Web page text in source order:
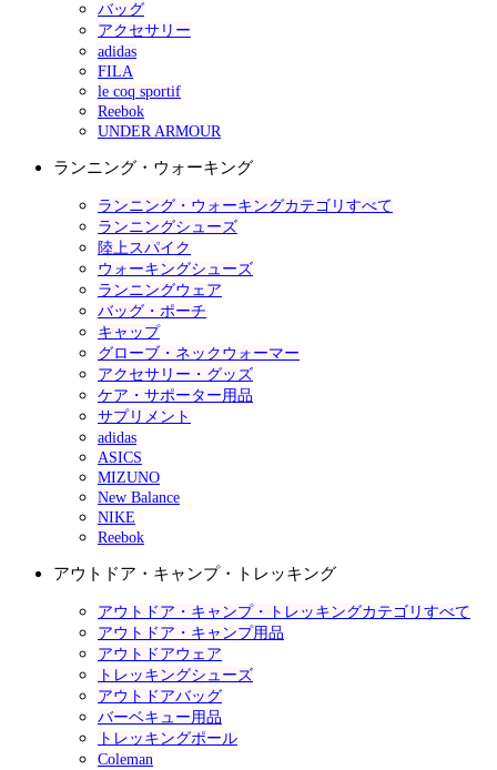
バッグ
アクセサリー
adidas
FILA
le coq sportif
Reebok
UNDER ARMOUR
ランニング・ウォーキング
ランニング・ウォーキングカテゴリすべて
ランニングシューズ
陸上スパイク
ウォーキングシューズ
ランニングウェア
バッグ・ポーチ
キャップ
グローブ・ネックウォーマー
アクセサリー・グッズ
ケア・サポーター用品
サプリメント
adidas
ASICS
MIZUNO
New Balance
NIKE
Reebok
アウトドア・キャンプ・トレッキング
アウトドア・キャンプ・トレッキングカテゴリすべて
アウトドア・キャンプ用品
アウトドアウェア
トレッキングシューズ
アウトドアバッグ
バーベキュー用品
トレッキングポール
Coleman